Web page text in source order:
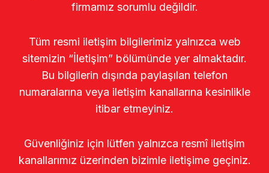
firmamız sorumlu değildir.
Tüm resmi iletişim bilgilerimiz yalnızca web
sitemizin “İletişim” bölümünde yer almaktadır.
Bu bilgilerin dışında paylaşılan telefon
numaralarına veya iletişim kanallarına kesinlikle
itibar etmeyiniz.
Güvenliğiniz için lütfen yalnızca resmî iletişim
kanallarımız üzerinden bizimle iletişime geçiniz.